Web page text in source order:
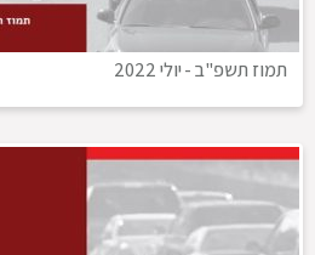
תמוז תשפ"ב-יולי 2022